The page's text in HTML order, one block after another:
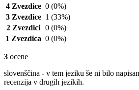
4 Zvezdice 0 (0%)
3 Zvezdice 1 (33%)
2 Zvezdici 0 (0%)
1 Zvezdica 0 (0%)
3 ocene
slovenščina - v tem jeziku še ni bilo
recenzija v drugih jezikih.